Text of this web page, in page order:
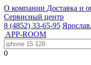
О компании Доставка и
Сервисный центр
8 (4852) 33-65-95
APP-ROOM
0